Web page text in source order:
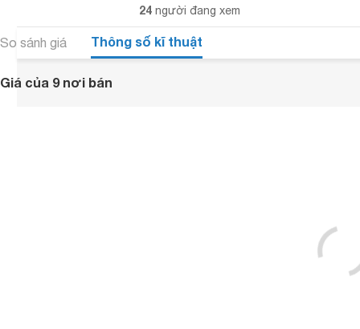
24 người đang xem
So sánh giá Thông số kĩ thuật
Giá của 9 nơi bán